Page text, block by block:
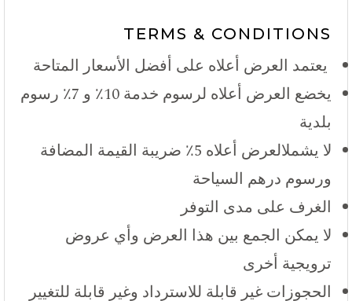
TERMS & CONDITIONS
يعتمد العرض أعلاه على أفضل الأسعار المتاحة
يخضع العرض أعلاه لرسوم خدمة 10٪ و 7٪ رسوم
بلدية
لا يشملالعرض أعلاه 5٪ ضريبة القيمة المضافة
ورسوم درهم السياحة
الغرف على مدى التوفر
لا يمكن الجمع بين هذا العرض وأي عروض
ترويجية أخرى
الحجوزات غير قابلة للاسترداد وغير قابلة للتغيير